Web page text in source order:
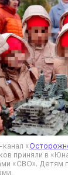
«
приняли в
«СВО». Детям